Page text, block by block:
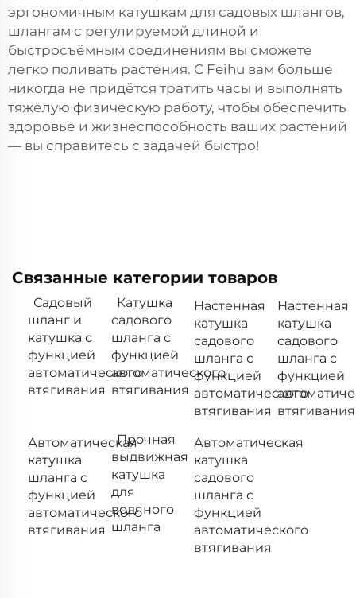
эргономичным катушкам для садовых шлангов,
шлангам с регулируемой длиной и
быстросъёмным соединениям вы сможете
легко поливать растения. С Feihu вам больше
никогда не придётся тратить часы и выполнять
тяжёлую физическую работу, чтобы обеспечить
здоровье и жизнеспособность ваших растений
— вы справитесь с задачей быстро!
Связанные категории товаров
Садовый
шланг и
катушка с
функцией
автоматического
втягивания
Катушка
садового
шланга с
функцией
автоматического
втягивания
Настенная
катушка
садового
шланга с
функцией
автоматического
втягивания
Настенная
катушка
садового
шланга с
функцией
втягивания
Автоматическая
катушка
шланга с
функцией
автоматического
втягивания
Прочная
выдвижная
катушка
для
водяного
шланга
Автоматическая
катушка
садового
шланга с
функцией
автоматического
втягивания